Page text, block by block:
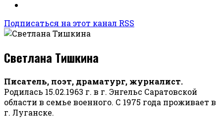
Подписаться на этот канал RSS
Светлана Тишкина
Писатель, поэт, драматург, журналист.
Родилась 15.02.1963 г. в г. Энгельс Саратовской
области в семье военного. С 1975 года проживает в
г. Луганске.